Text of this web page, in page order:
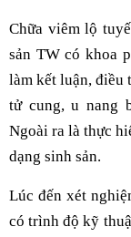
Chữa viêm lộ
sản TW có khoa
làm kết luận, điều
tử cung, u nang
Ngoài ra là thực
dạng sinh sản.
Lúc đến xét
có trình độ kỹ